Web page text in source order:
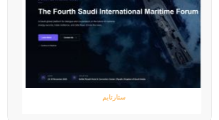
ستارتايم